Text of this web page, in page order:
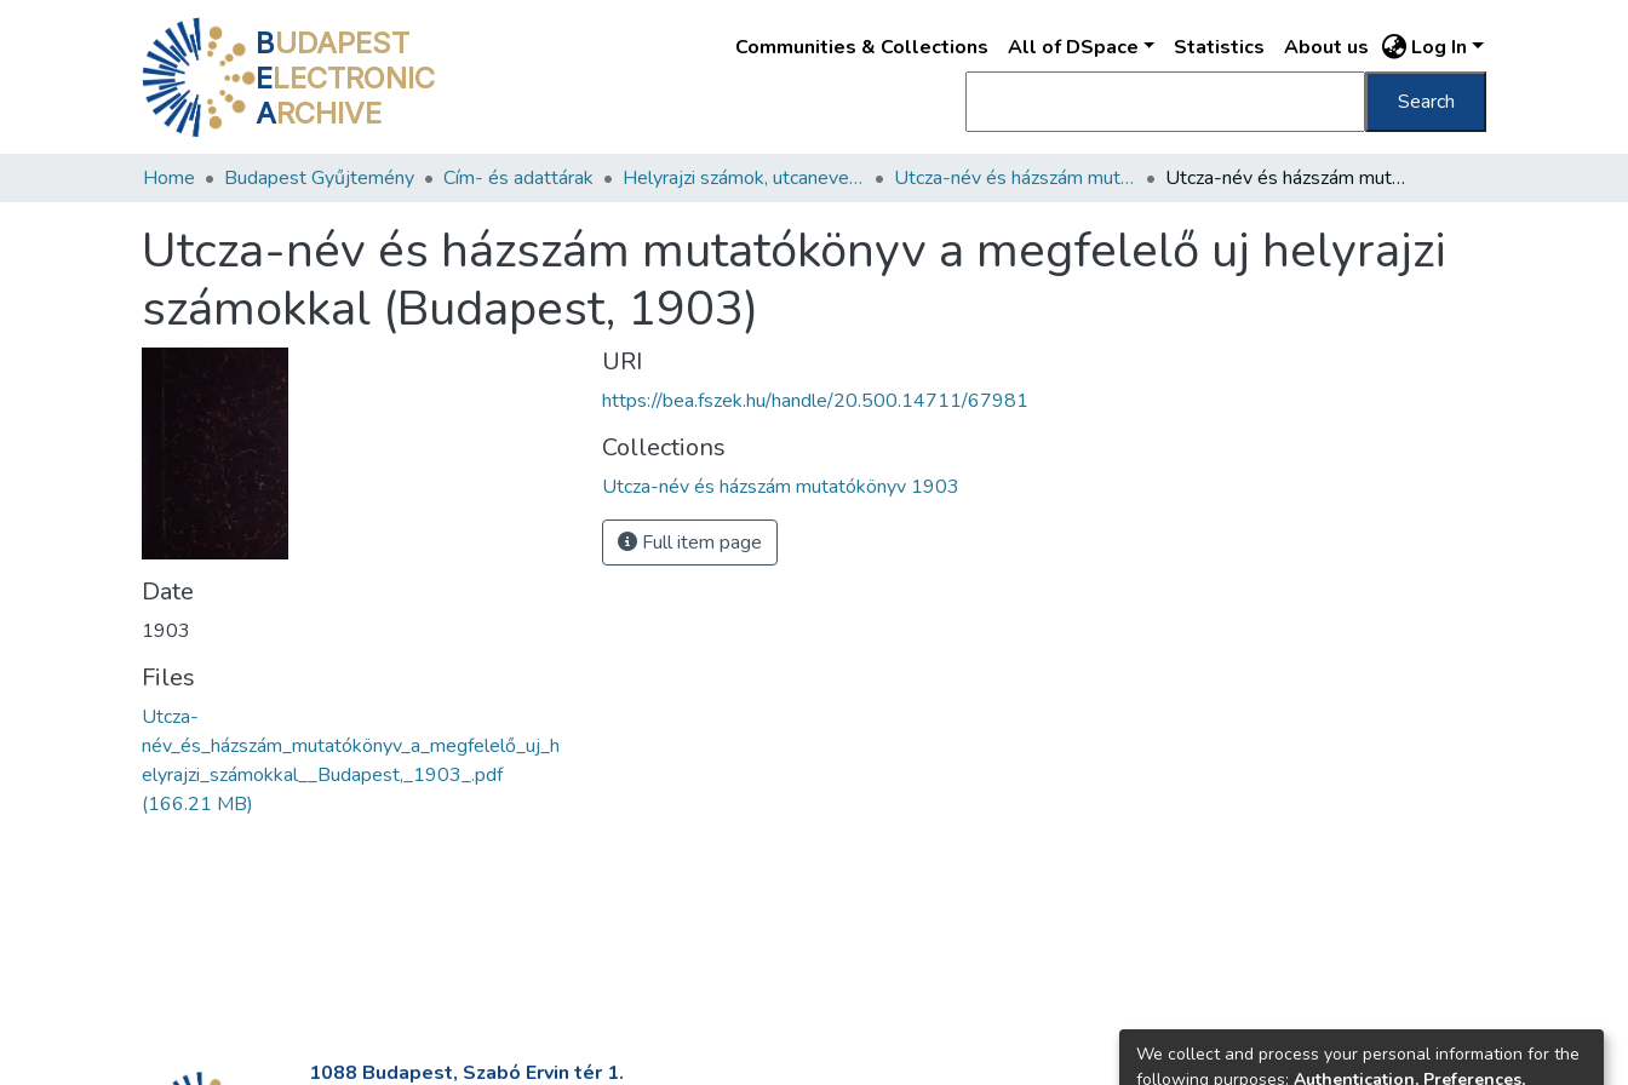
BUDAPEST
ELECTRONIC
ARCHIVE
Communities & Collections All of DSpace Statistics About us Log In
Search
Home Budapest Gyűjtemény Cím- és adattárak Helyrajzi számok, utcanevek és házszámok mutatói 1879-1924 Utcza-név és házszám mutatókönyv 1903 Utcza-név és házszám mutatókönyv a megfelelő uj helyrajzi számokkal (Budapest, 1903)
Utcza-név és házszám mutatókönyv a megfelelő uj helyrajzi
számokkal (Budapest, 1903)
Date
1903
Files
Utcza-
név_és_házszám_mutatókönyv_a_megfelelő_uj_h
elyrajzi_számokkal__Budapest,_1903_.pdf
(166.21 MB)
URI
https://bea.fszek.hu/handle/20.500.14711/67981
Collections
Utcza-név és házszám mutatókönyv 1903
Full item page
1088 Budapest, Szabó Ervin tér 1.
We collect and process your personal information for the
following purposes: Authentication, Preferences,